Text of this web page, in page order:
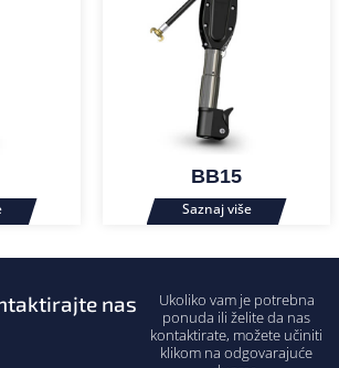
BB15
nas
Ukoliko vam je potrebna
ponuda ili želite da nas
kontaktirate, možete učiniti
klikom na odgovarajuće